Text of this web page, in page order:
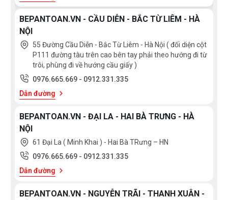
BEPANTOAN.VN - CẦU DIỄN - BẮC TỪ LIÊM - HÀ
NỘI
55 Đường Cầu Diễn - Bắc Từ Liêm - Hà Nội ( đối diện cột
P111 đường tàu trên cao bên tay phải theo hướng đi từ
trôi, phùng đi về hướng cầu giấy )
0976.665.669 - 0912.331.335
Dẫn đường
BEPANTOAN.VN - ĐẠI LA - HAI BÀ TRƯNG - HÀ
NỘI
61 Đại La ( Minh Khai ) - Hai Bà TRưng – HN
0976.665.669 - 0912.331.335
Dẫn đường
BEPANTOAN.VN - NGUYỄN TRÃI - THANH XUÂN -